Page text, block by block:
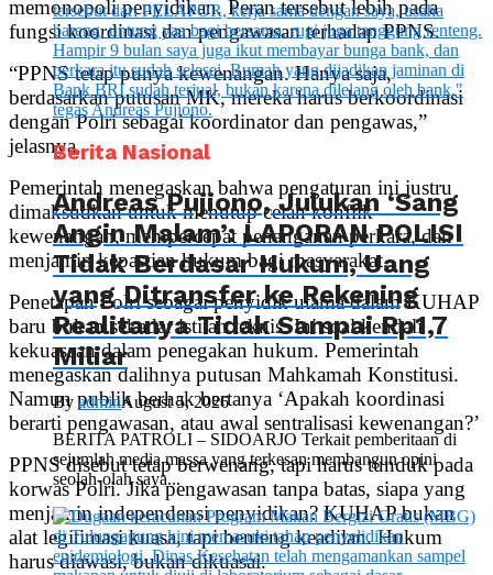
memonopoli penyidikan. Peran tersebut lebih pada
fungsi koordinasi dan pengawasan terhadap PPNS.
“PPNS tetap punya kewenangan. Hanya saja,
berdasarkan putusan MK, mereka harus berkoordinasi
dengan Polri sebagai koordinator dan pengawas,”
jelasnya.
Pemerintah menegaskan bahwa pengaturan ini justru
dimaksudkan untuk menutup celah konflik
kewenangan, mempercepat penanganan perkara, dan
menjamin kepastian hukum bagi masyarakat.
Penetapan Polri sebagai penyidik utama dalam KUHAP
baru bukan sekadar istilah teknis. Ini soal kendali
kekuasaan dalam penegakan hukum. Pemerintah
menegaskan dalihnya putusan Mahkamah Konstitusi.
Namun publik berhak bertanya ‘Apakah koordinasi
berarti pengawasan, atau awal sentralisasi kewenangan?’
PPNS disebut tetap berwenang, tapi harus tunduk pada
korwas Polri. Jika pengawasan tanpa batas, siapa yang
menjamin independensi penyidikan? KUHAP bukan
alat legitimasi kuasa, tapi benteng keadilan. Hukum
harus diawasi, bukan dikuasai.
Berita Nasional
Andreas Pujiono, Julukan ‘Sang
Angin Malam’: LAPORAN POLISI
Tidak Berdasar Hukum, Uang
yang Ditransfer ke Rekening
Realitanya Tidak Sampai Rp1,7
Miliar
ByadminAugust 5, 2026
BERITA PATROLI – SIDOARJO Terkait pemberitaan di
sejumlah media massa yang terkesan membangun opini
seolah-olah saya...